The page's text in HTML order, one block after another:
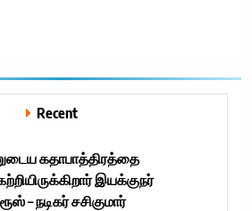
Recent
கதாபாத்திரத்தை
இயக்குநர்
– நடிகர் சசிகுமார்